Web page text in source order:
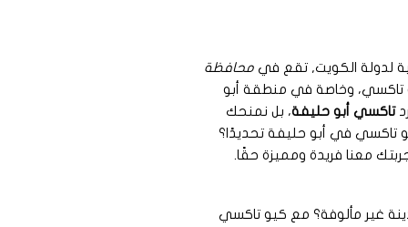
لدولة الكويت, تقع في محافظة
تاكسي، وخاصة في منطقة أبو
تاكسي أبو حليفة، بل نمنحك
تاكسي في أبو حليفة تحديدًا؟
معنا فريدة ومميزة حقًا.
غير مألوفة؟ مع كيو تاكسي